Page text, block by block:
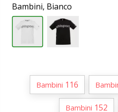
Bambini, Bianco
Bambini 116
Bambini 152